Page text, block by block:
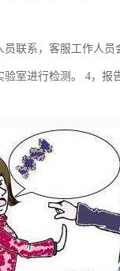
联系，客服工作人
室进行检测。 4，